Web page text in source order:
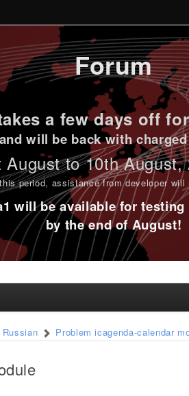
Forum
a few days off
will be back with
August to 10th August,
period, assistance from developer will
will be available for
by the end of August!
Russian Problem icagenda-calendar